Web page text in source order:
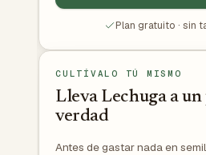
Plan gratuito · sin
CULTÍVALO TÚ MISMO
Lleva Lechuga a un
verdad
Antes de gastar nada en